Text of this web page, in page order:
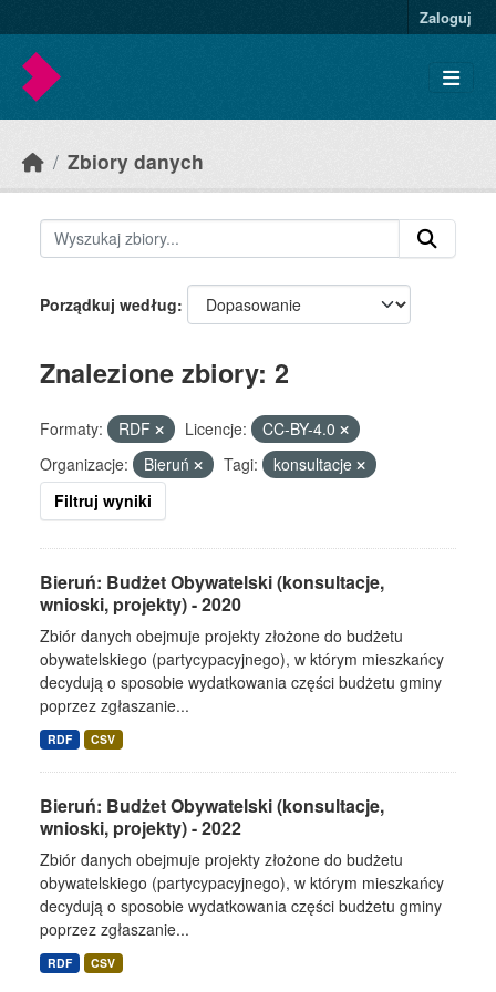
Zaloguj
Zbiory danych
Porządkuj według
Znalezione zbiory: 2
Formaty: RDF Licencje:
CC-BY-4.0
Organizacje:
Bieruń Tagi:
konsultacje
Filtruj wyniki
Bieruń: Budżet Obywatelski (konsultacje,
wnioski, projekty) - 2020
Zbiór danych obejmuje projekty złożone do budżetu
obywatelskiego (partycypacyjnego), w którym mieszkańcy
decydują o sposobie wydatkowania części budżetu gminy
poprzez zgłaszanie...
RDF CSV
Bieruń: Budżet Obywatelski (konsultacje,
wnioski, projekty) - 2022
Zbiór danych obejmuje projekty złożone do budżetu
obywatelskiego (partycypacyjnego), w którym mieszkańcy
decydują o sposobie wydatkowania części budżetu gminy
poprzez zgłaszanie...
RDF CSV